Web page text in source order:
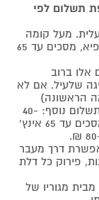
תשלום לפי
מעל קומה
ב' 40-50 ₪ למוצר לבן, 60-80 ₪ למקרר/מקפיא, מסכים עד 65
₪ (במסכים אלו ברוב
שלעיל. אם לא
הראשונה)
הובלה לכל קומה נוספת בתוך הבית כרוכה בתשלום נוסף: 40-
50 ₪ למוצר לבן, 60-80 ₪ למקרר/מקפיא, מסכים עד 65 אינץ'
דרך מעבר
פירוק כל דלת
העולה על 50 מטרים מבית מגוריו של